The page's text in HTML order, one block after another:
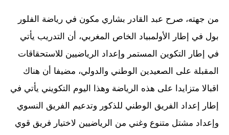
من جهته، صرح عبد القادر بشاري مكون في رياضة الفلور
بول في إطار الأولمبياد الخاص المغربي، أن التدريب يأتي
في إطار التكوين المستمر وإعداد الرياضيين للاستحقاقات
المقبلة على الصعيدين الوطني والدولي، مضيفا أن هناك
اقبالا متزايدا على هذه الرياضة وهذا اليوم التكويني يأتي في
إطار إعداد الفريق الوطني للذكور وتدعيم الفريق النسوي
وإعداد مشتل متنوع وغني من الرياضيين لاختيار فريق قوي